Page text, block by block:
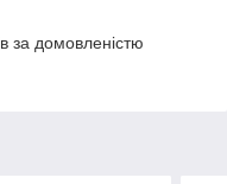
за домовленістю